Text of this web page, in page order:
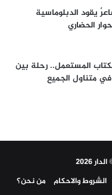
يقود الدبلوماسية
الحضاري
لمعرض الكتاب المستعمل.. رحلة بين
في متناول الجميع
2026
الشروط والاحكام من نحن؟